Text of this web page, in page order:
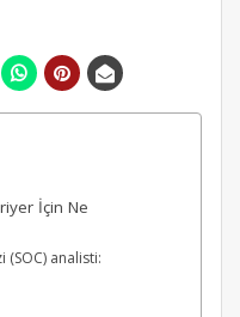
İçin Ne
analisti: